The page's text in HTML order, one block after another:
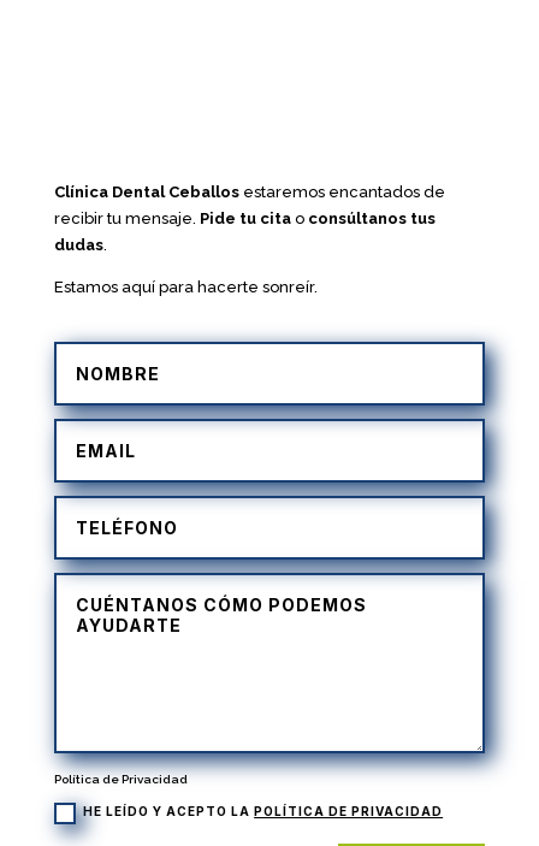
Clínica Dental Ceballosestaremos encantados de
recibir tu mensaje. Pide tu citao consúltanos tus
dudas.
Estamos aquí para hacerte sonreír.
Política de Privacidad
HE LEÍDO Y ACEPTO LA POLÍTICA DE PRIVACIDAD